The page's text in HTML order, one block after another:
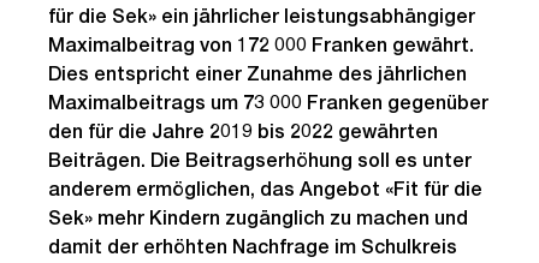
für die Sek» ein jährlicher leistungsabhängiger
Maximalbeitrag von 172 000 Franken gewährt.
Dies entspricht einer Zunahme des jährlichen
Maximalbeitrags um 73 000 Franken gegenüber
den für die Jahre 2019 bis 2022 gewährten
Beiträgen. Die Beitragserhöhung soll es unter
anderem ermöglichen, das Angebot «Fit für die
Sek» mehr Kindern zugänglich zu machen und
damit der erhöhten Nachfrage im Schulkreis